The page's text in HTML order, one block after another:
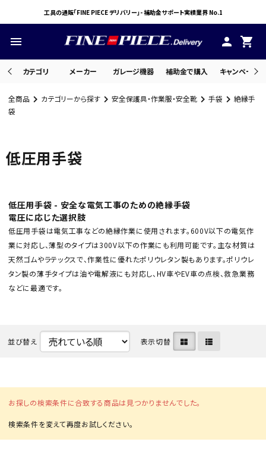
工具の通販「FINE PIECE デリバリー」- 補助金サポート実績業界 No.1
menu person shopping_cart
カテゴリ メーカー ガレージ機器 補助金で購入 キャンペーン
ACCOUNT MENU
meeting_room ログイン person 会員登録
メーカーから選ぶ
ガレージ機器
全商品 カテゴリーから探す 安全保護具・作業服・安全靴 手袋
絶縁手
袋
低圧用手袋
低圧用手袋 - 安全な電気工事のための絶縁手袋
電圧に応じた選択肢
低圧用手袋は電気工事などの絶縁作業に使用されます。600V以下の電気作
業に対応し、薄型のタイプは300V以下の作業にも利用可能です。主な材質は
天然ゴムやラテックスで、作業性に優れたポリウレタン製もあります。ポリウレ
タン製の薄手タイプは油や電解液にも対応し、HV車やEV車の点検、救急業務
などに最適です。
並び替え 表示切替
お探しの検索条件に合致する商品は見つかりませんでした。